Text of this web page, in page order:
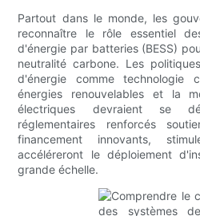
Partout dans le monde, les
reconnaître le rôle essentiel
d'énergie par batteries (BESS)
neutralité carbone. Les
d'énergie comme technologie
énergies renouvelables et la
électriques devraient se
réglementaires renforcés
financement innovants,
accéléreront le déploiement
grande échelle.